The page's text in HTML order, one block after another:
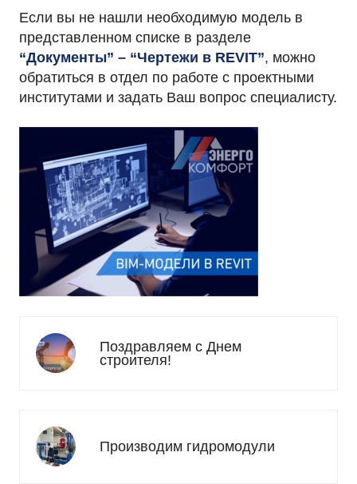
Если вы не нашли необходимую модель в
представленном списке в разделе
“Документы” – “Чертежи в REVIT”, можно
обратиться в отдел по работе с проектными
институтами и задать Ваш вопрос специалисту.
Поздравляем с Днем
строителя!
Производим гидромодули